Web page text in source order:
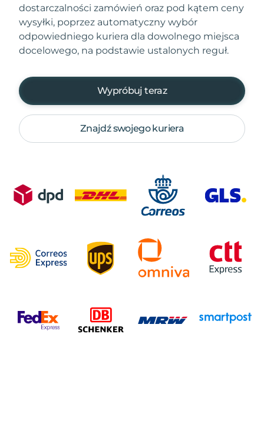
dostarczalności zamówień oraz pod kątem ceny
wysyłki, poprzez automatyczny wybór
odpowiedniego kuriera dla dowolnego miejsca
docelowego, na podstawie ustalonych reguł.
Wypróbuj teraz
Znajdź swojego kuriera